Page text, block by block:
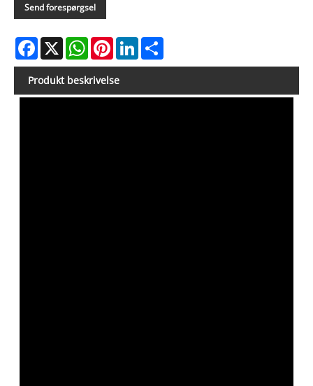
Send forespørgsel
Facebook
X WhatsAppPinterestLinkedIn
Produkt beskrivelse